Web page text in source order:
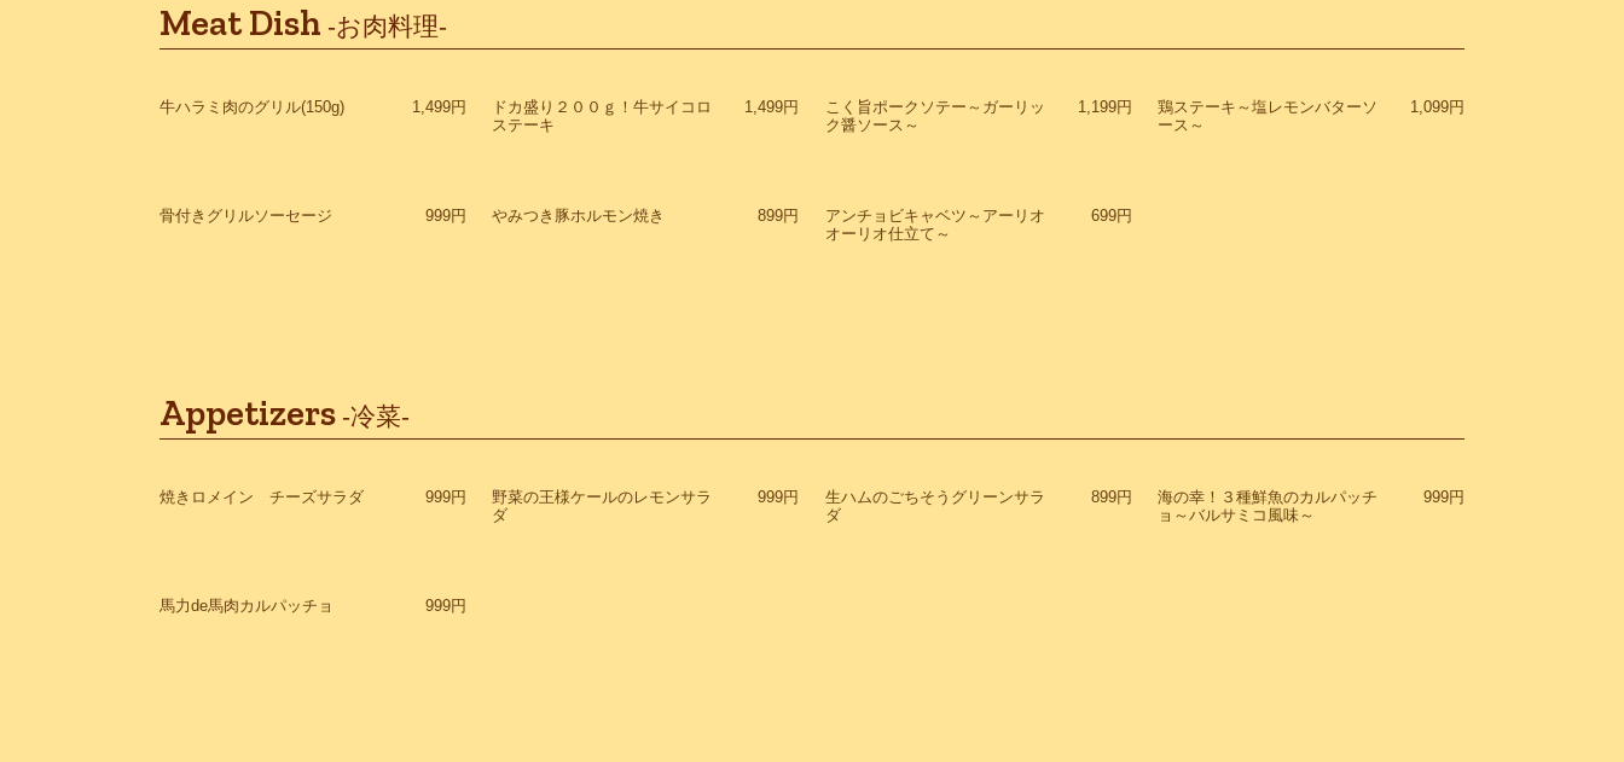
Meat Dish -お肉料理-
牛ハラミ肉のグリル(150g) 1,499円
ドカ盛り２００ｇ！牛サイコロ
ステーキ
1,499円
こく旨ポークソテー～ガーリッ
ク醤ソース～
1,199円
鶏ステーキ～塩レモンバターソ
ース～
1,099円
骨付きグリルソーセージ 999円 やみつき豚ホルモン焼き 899円
アンチョビキャベツ～アーリオ
オーリオ仕立て～
699円
Appetizers -冷菜-
焼きロメイン チーズサラダ 999円
野菜の王様ケールのレモンサラ
ダ
999円
生ハムのごちそうグリーンサラ
ダ
899円
海の幸！３種鮮魚のカルパッチ
ョ～バルサミコ風味～
999円
馬力de馬肉カルパッチョ 999円